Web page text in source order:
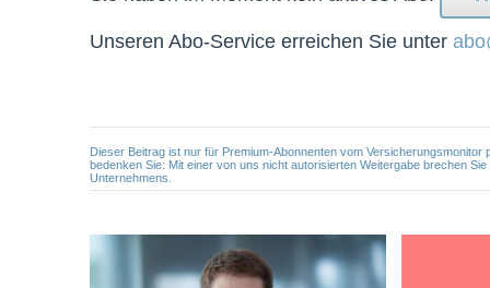
Unseren Abo-Service erreichen Sie unter
Dieser Beitrag ist nur für Premium-Abonnenten vom
bedenken Sie: Mit einer von uns nicht autorisierten Weitergabe brechen
Unternehmens.